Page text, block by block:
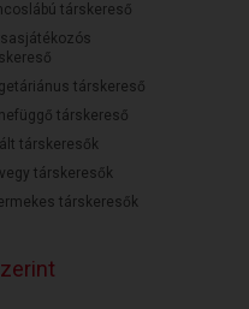
társkereső
társkereső
társkereső
társkeresők
társkeresők
társkeresők